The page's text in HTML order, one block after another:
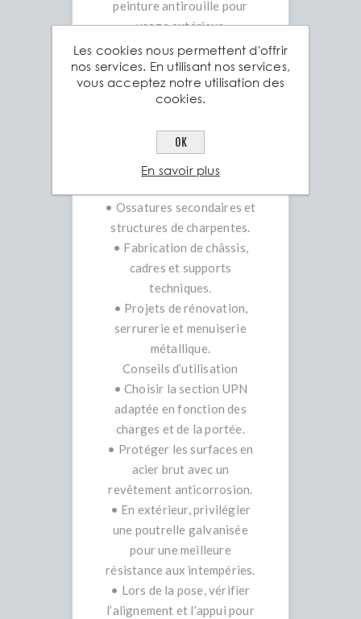
peinture antirouille pour
usage extérieur.
• Facilité d’assemblage :
compatibles avec les
fixations par soudure,
boulonnage ou rivetage.
• Renforts de murs,
linteaux et encadrements
• Ossatures secondaires et
structures de charpentes.
• Fabrication de châssis,
cadres et supports
techniques.
• Projets de rénovation,
serrurerie et menuiserie
métallique.
Conseils d’utilisation
• Choisir la section UPN
adaptée en fonction des
charges et de la portée.
• Protéger les surfaces en
acier brut avec un
revêtement anticorrosion.
• En extérieur, privilégier
une poutrelle galvanisée
pour une meilleure
résistance aux intempéries.
• Lors de la pose, vérifier
l’alignement et l’appui pour
Les cookies nous permettent d'offrir
nos services. En utilisant nos services,
vous acceptez notre utilisation des
cookies.
OK
En savoir plus